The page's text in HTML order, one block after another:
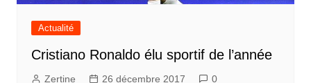
Actualité
Cristiano Ronaldo élu sportif de l’année
Zertine 26 décembre 2017 0